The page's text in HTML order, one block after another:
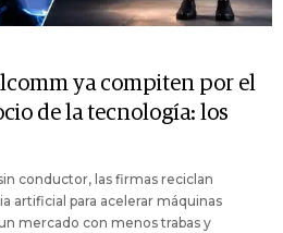
ya compiten por el
de la tecnología: los
conductor, las firmas reciclan
artificial para acelerar máquinas
mercado con menos trabas y